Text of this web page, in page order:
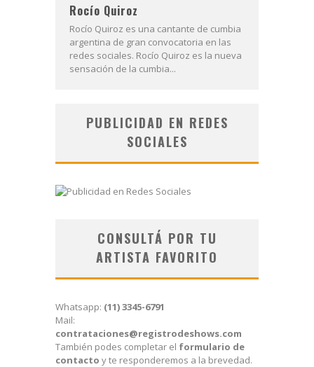
Rocío Quiroz
Rocío Quiroz es una cantante de cumbia
argentina de gran convocatoria en las
redes sociales. Rocío Quiroz es la nueva
sensación de la cumbia...
PUBLICIDAD EN REDES
SOCIALES
CONSULTÁ POR TU
ARTISTA FAVORITO
Whatsapp: (11) 3345-6791
Mail:
contrataciones@registrodeshows.com
También podes completar el formulario de
contacto y te responderemos a la brevedad.